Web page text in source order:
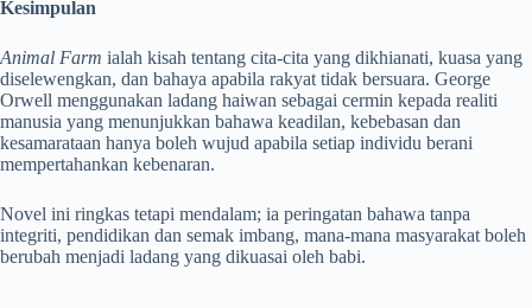
Kesimpulan
Animal Farm ialah kisah tentang cita-cita yang dikhianati, kuasa yang
diselewengkan, dan bahaya apabila rakyat tidak bersuara. George
Orwell menggunakan ladang haiwan sebagai cermin kepada realiti
manusia yang menunjukkan bahawa keadilan, kebebasan dan
kesamarataan hanya boleh wujud apabila setiap individu berani
mempertahankan kebenaran.
Novel ini ringkas tetapi mendalam; ia peringatan bahawa tanpa
integriti, pendidikan dan semak imbang, mana-mana masyarakat boleh
berubah menjadi ladang yang dikuasai oleh babi.